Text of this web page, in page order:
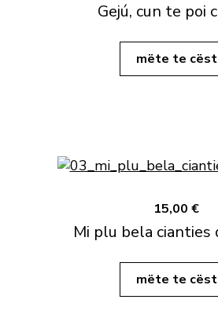
Gejú, cun te poi
mëte te cëst
15,00 €
Mi plu bela cianties
mëte te cëst